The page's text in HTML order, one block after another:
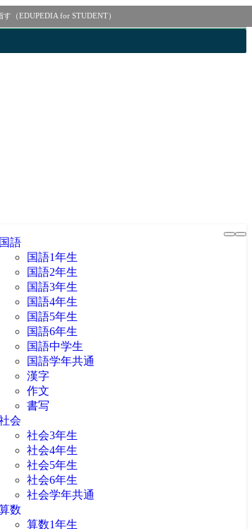
す（EDUPEDIA for STUDENT）
国語
国語1年生
国語2年生
国語3年生
国語4年生
国語5年生
国語6年生
国語中学生
国語学年共通
漢字
作文
書写
会
社会3年生
社会4年生
社会5年生
社会6年生
社会学年共通
数
算数1年生